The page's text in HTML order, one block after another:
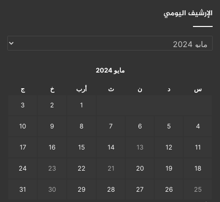
الإرشيف اليومي
الإرشيف
مايو 2024
س د ن ث أرب خ ج
1
2
3
4
5
6
7
8
9
10
11
12
13
14
15
16
17
18
19
20
21
22
23
24
25
26
27
28
29
30
31